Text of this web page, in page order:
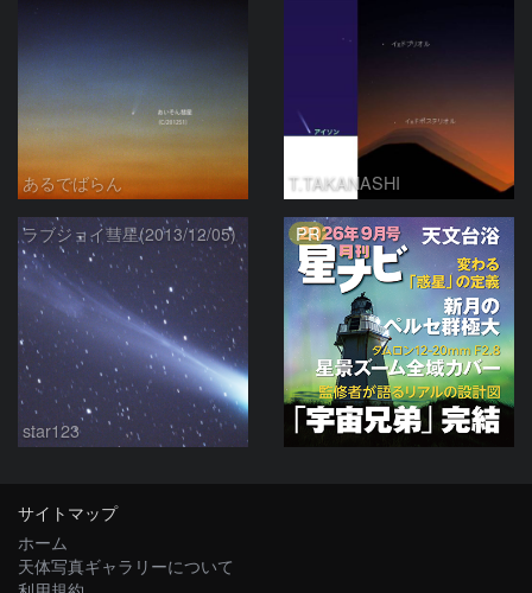
あるでばらん T.TAKANASHI
ラブジョイ彗星(2013/12/05)
star123
PR
サイトマップ
ホーム
天体写真ギャラリーについて